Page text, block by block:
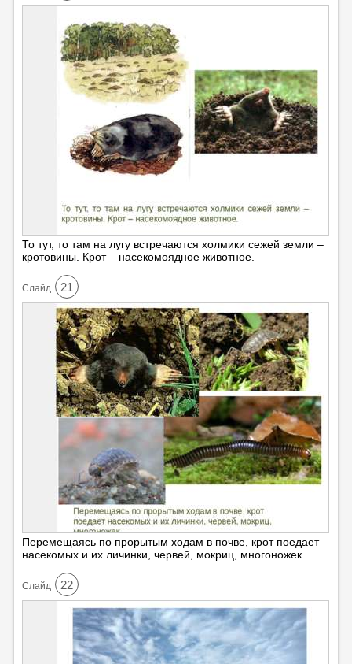
То тут, то там на лугу встречаются холмики сежей земли –
кротовины. Крот – насекомоядное животное.
Cлайд 21
Перемещаясь по прорытым ходам в почве, крот поедает
насекомых и их личинки, червей, мокриц, многоножек…
Cлайд 22